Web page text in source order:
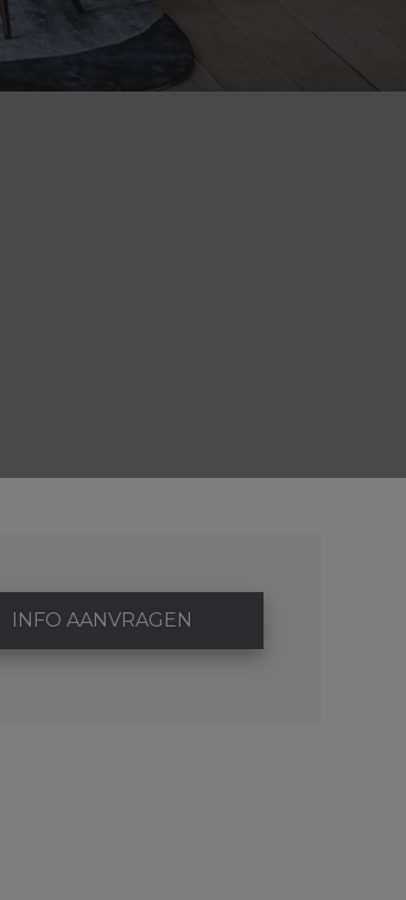
INFO AANVRAGEN